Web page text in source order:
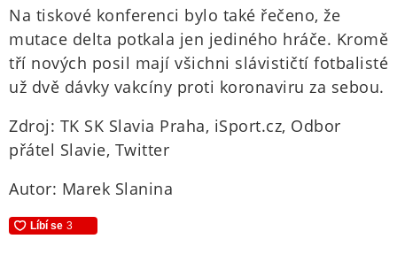
Na tiskové konferenci bylo také řečeno, že
mutace delta potkala jen jediného hráče. Kromě
tří nových posil mají všichni slávističtí fotbalisté
už dvě dávky vakcíny proti koronaviru za sebou.
Zdroj: TK SK Slavia Praha, iSport.cz, Odbor
přátel Slavie, Twitter
Autor: Marek Slanina